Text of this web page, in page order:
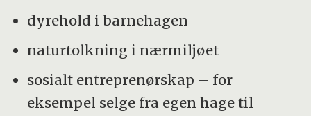
dyrehold i barnehagen
naturtolkning i nærmiljøet
sosialt entreprenørskap – for
eksempel selge fra egen hage til